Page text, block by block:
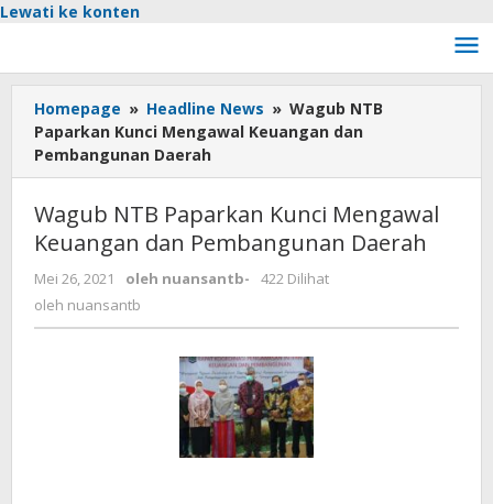
Lewati ke konten
Homepage » Headline News » Wagub NTB
Paparkan Kunci Mengawal Keuangan dan
Pembangunan Daerah
Wagub NTB Paparkan Kunci Mengawal
Keuangan dan Pembangunan Daerah
Mei 26, 2021 oleh nuansantb-
422 Dilihat
oleh nuansantb